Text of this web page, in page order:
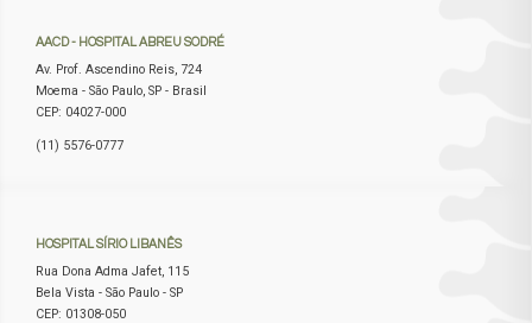
AACD- HOSPITAL ABREU SODRÉ
Av. Prof. Ascendino Reis, 724
Moema - São Paulo, SP - Brasil
CEP: 04027-000
(11) 5576-0777
HOSPITALSÍRIO LIBANÊS
Rua Dona Adma Jafet, 115
Bela Vista - São Paulo - SP
CEP: 01308-050